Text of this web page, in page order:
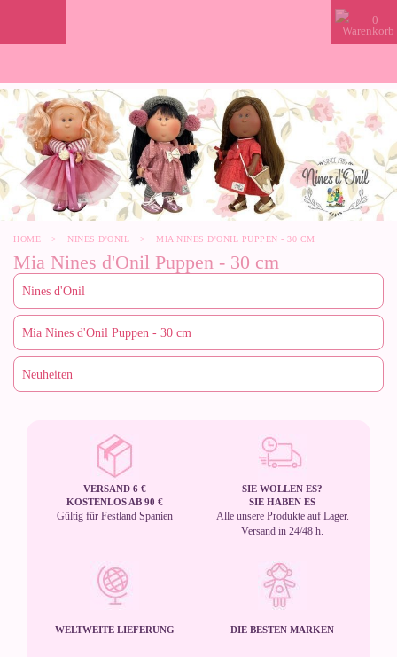
0
HOME > NINES D'ONIL > MIA NINES D'ONIL PUPPEN - 30 CM
Mia Nines d'Onil Puppen - 30 cm
VERSAND 6 €
KOSTENLOS AB 90 €
Gültig für Festland Spanien
SIE WOLLEN ES?
SIE HABEN ES
Alle unsere Produkte auf Lager.
Versand in 24/48 h.
WELTWEITE LIEFERUNG DIE BESTEN MARKEN